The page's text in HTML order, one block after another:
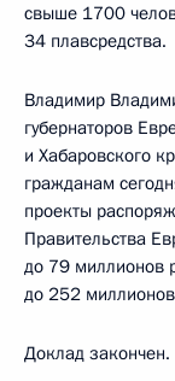
свыше 1700
34 плавсредства.
Владимир
губернаторов
и Хабаровского
гражданам
проекты
Правительства
до 79 миллионов
до 252
Доклад закончен.